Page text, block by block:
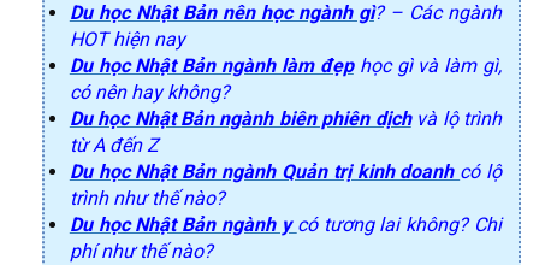
Du học Nhật Bản nên học ngành gì? – Các ngành
HOT hiện nay
Du học Nhật Bản ngành làm đẹphọc gì và làm gì,
có nên hay không?
Du học Nhật Bản ngành biên phiên dịchvà lộ trình
từ A đến Z
Du học Nhật Bản ngành Quản trị kinh doanh có lộ
trình như thế nào?
Du học Nhật Bản ngành y có tương lai không? Chi
phí như thế nào?